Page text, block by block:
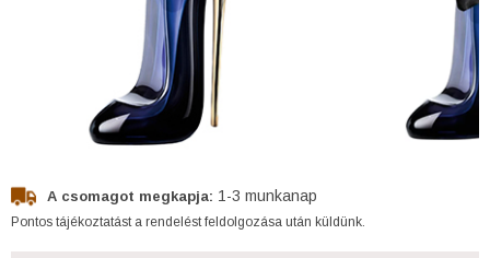
A csomagot megkapja: 1-3 munkanap
Pontos tájékoztatást a rendelést feldolgozása után küldünk.